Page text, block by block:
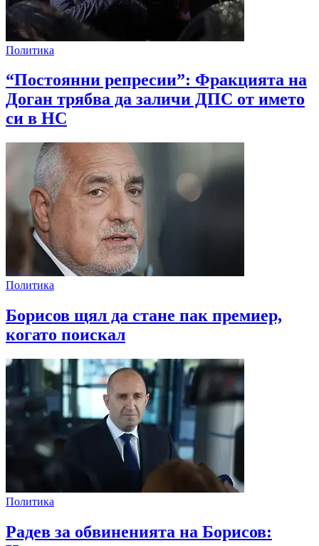
Политика
“Постоянни репресии”: Фракцията на
Доган трябва да заличи ДПС от името
си в НС
Политика
Борисов щял да стане пак премиер,
когато поискал
Политика
Радев за обвиненията на Борисов: